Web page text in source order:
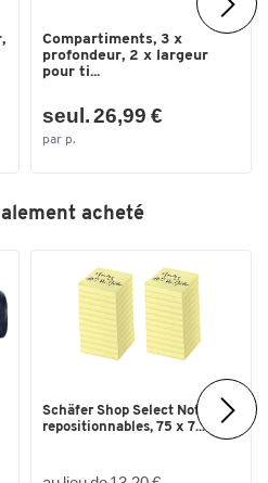
Compartiments, 3 x
profondeur, 2 x largeur
pour ti...
seul. 26,99 €
par p.
acheté
Schäfer Shop Select Notes
repositionnables, 75 x 7...
fois pour zoomer